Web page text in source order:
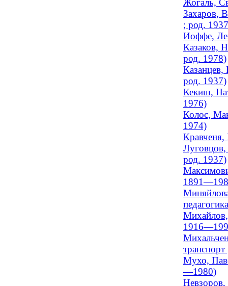
Жогаль,
Захаров,
; род.
Иоффе,
Казаков,
род. 1978)
Казанцев,
род. 1937)
Кекиш,
1976)
Колос,
1974)
Кравченя,
Луговцов,
род. 1937)
Михайлов,
Мухо,
—1980)
Невзоров,